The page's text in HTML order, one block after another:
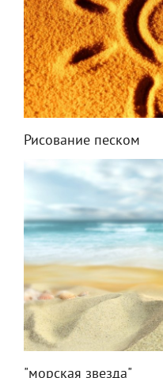
Рисование песком
"морская звезда"